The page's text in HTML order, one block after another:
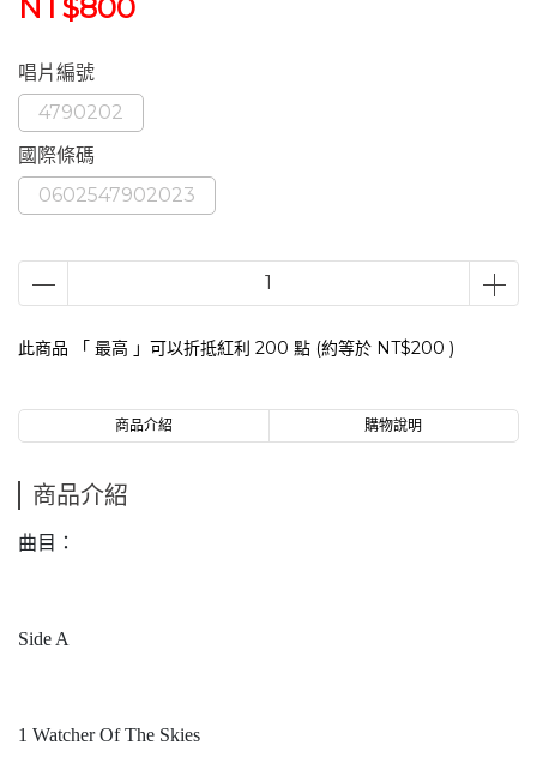
NT$800
唱片編號
4790202
國際條碼
0602547902023
此商品 「 最高 」可以折抵紅利 200 點 (約等於 NT$200 )
商品介紹 購物說明
商品介紹
曲目：
Side A
1 Watcher Of The Skies